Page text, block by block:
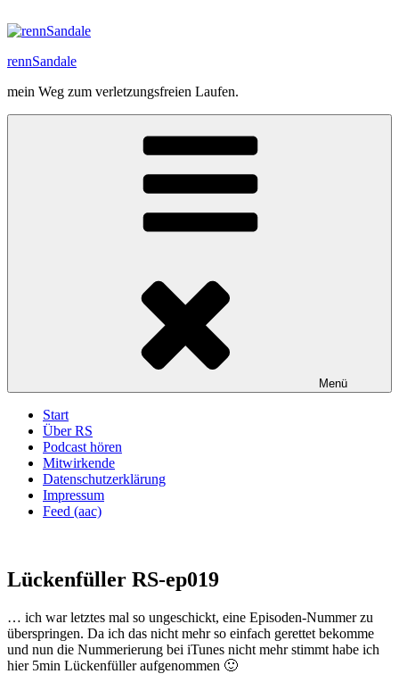
Inhalt
rennSandale
mein Weg zum verletzungsfreien Laufen.
Menü
Start
Über RS
Podcast hören
Mitwirkende
Datenschutzerklärung
Impressum
Feed (aac)
Lückenfüller RS-ep019
… ich war letztes mal so ungeschickt, eine Episoden-Nummer zu
überspringen. Da ich das nicht mehr so einfach gerettet bekomme
und nun die Nummerierung bei iTunes nicht mehr stimmt habe ich
hier 5min Lückenfüller aufgenommen 🙂